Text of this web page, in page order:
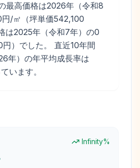
最高価格は2026年（令和8
/㎡（坪単価542,100
は2025年（令和7年）の0
）でした。 直近10年間
年）の年平均成長率は
います。
Infinity%